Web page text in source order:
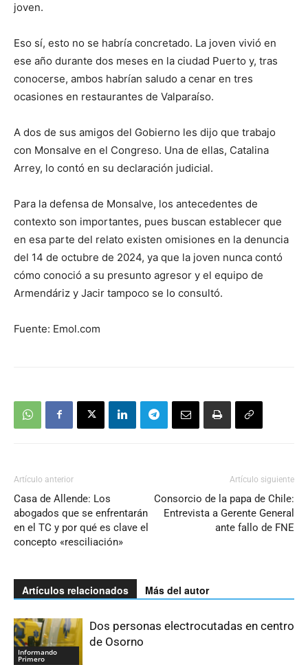
joven.
Eso sí, esto no se habría concretado. La joven vivió en
ese año durante dos meses en la ciudad Puerto y, tras
conocerse, ambos habrían saludo a cenar en tres
ocasiones en restaurantes de Valparaíso.
A dos de sus amigos del Gobierno les dijo que trabajo
con Monsalve en el Congreso. Una de ellas, Catalina
Arrey, lo contó en su declaración judicial.
Para la defensa de Monsalve, los antecedentes de
contexto son importantes, pues buscan establecer que
en esa parte del relato existen omisiones en la denuncia
del 14 de octubre de 2024, ya que la joven nunca contó
cómo conoció a su presunto agresor y el equipo de
Armendáriz y Jacir tampoco se lo consultó.
Fuente: Emol.com
Artículo anterior
Casa de Allende: Los
abogados que se enfrentarán
en el TC y por qué es clave el
concepto «resciliación»
Artículo siguiente
Consorcio de la papa de Chile:
Entrevista a Gerente General
ante fallo de FNE
Artículos relacionados Más del autor
Informando
Primero
Dos personas electrocutadas en centro
de Osorno